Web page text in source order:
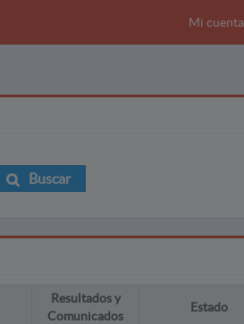
Mi cuenta
Buscar
Resultados y
Comunicados
Estado